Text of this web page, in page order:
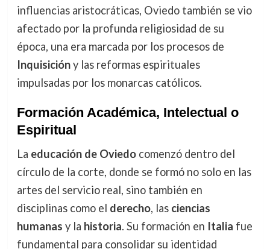
influencias aristocráticas, Oviedo también se vio
afectado por la profunda religiosidad de su
época, una era marcada por los procesos de
Inquisicióny las reformas espirituales
impulsadas por los monarcas católicos.
Formación Académica, Intelectual o
Espiritual
La educación de Oviedocomenzó dentro del
círculo de la corte, donde se formó no solo en las
artes del servicio real, sino también en
disciplinas como el derecho, las ciencias
humanas y la historia. Su formación en Italia fue
fundamental para consolidar su identidad